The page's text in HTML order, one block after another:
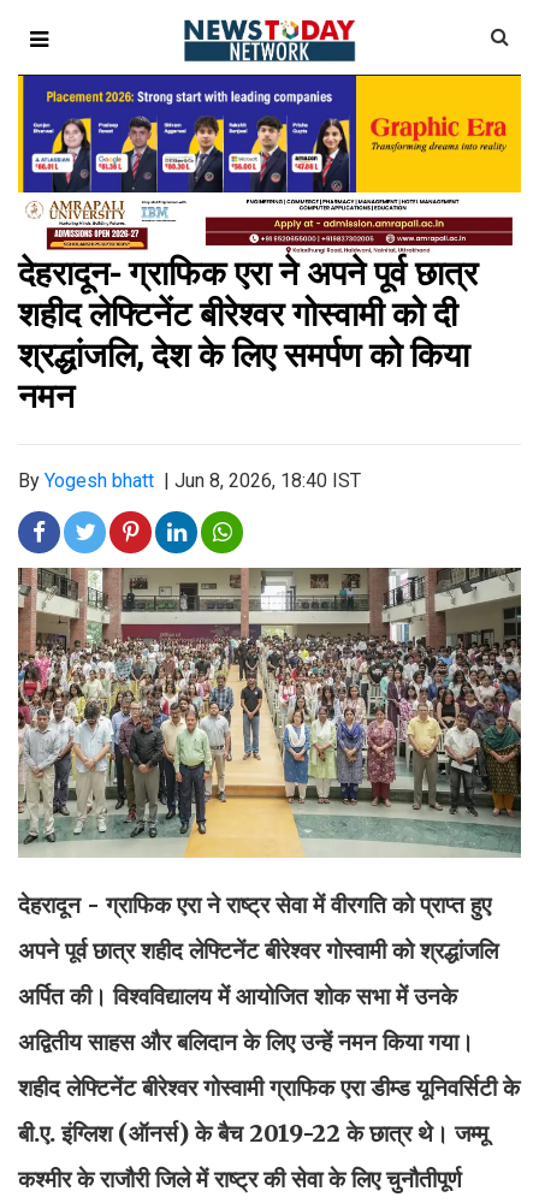
देहरादून- ग्राफिक एरा ने अपने पूर्व छात्र
शहीद लेफ्टिनेंट बीरेश्वर गोस्वामी को दी
श्रद्धांजलि, देश के लिए समर्पण को किया
नमन
By Yogesh bhatt Jun 8, 2026, 18:40 IST
देहरादून - ग्राफिक एरा ने राष्ट्र सेवा में वीरगति को प्राप्त हुए
अपने पूर्व छात्र शहीद लेफ्टिनेंट बीरेश्वर गोस्वामी को श्रद्धांजलि
अर्पित की। विश्वविद्यालय में आयोजित शोक सभा में उनके
अद्वितीय साहस और बलिदान के लिए उन्हें नमन किया गया।
शहीद लेफ्टिनेंट बीरेश्वर गोस्वामी ग्राफिक एरा डीम्ड यूनिवर्सिटी के
बी.ए. इंग्लिश (ऑनर्स) के बैच 2019-22 के छात्र थे। जम्मू
कश्मीर के राजौरी जिले में राष्ट्र की सेवा के लिए चुनौतीपूर्ण